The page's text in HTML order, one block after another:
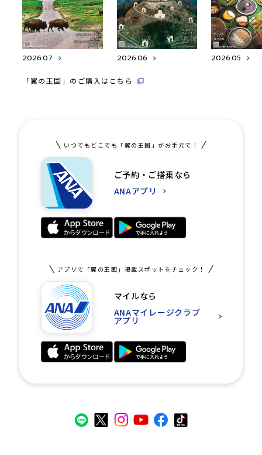
2026.07 2026.06 2026.05
「翼の王国」のご購入はこちら
いつでもどこでも「翼の王国」がお手元で！
ご予約・ご搭乗なら
ANAアプリ
アプリで「翼の王国」掲載スポットをチェック！
マイルなら
ANAマイレージクラブ
アプリ